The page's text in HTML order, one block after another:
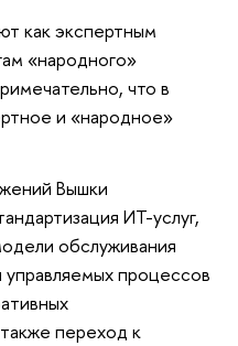
как экспертным
«народного»
что в
и «народное»
Вышки
ИТ-услуг,
обслуживания
управляемых процессов
переход к